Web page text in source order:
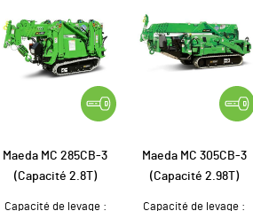
Maeda MC 285CB-3
(Capacité 2.8T)
Capacité de levage :
Maeda MC 305CB-3
(Capacité 2.98T)
Capacité de levage :